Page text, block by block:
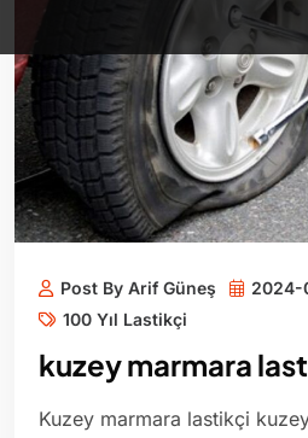
Post By Arif Güneş
2024-
100 Yıl Lastikçi
kuzey marmara
Kuzey marmara lastikçi